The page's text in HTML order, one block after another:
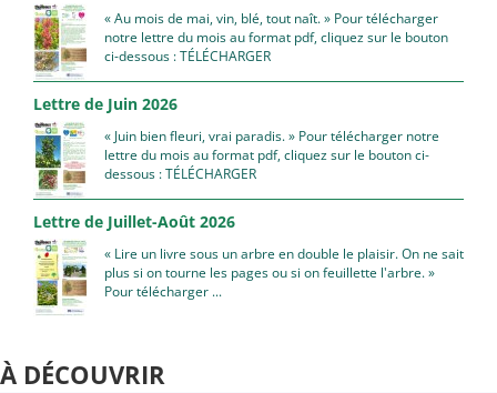
« Au mois de mai, vin, blé, tout naît. » Pour télécharger
notre lettre du mois au format pdf, cliquez sur le bouton
ci-dessous : TÉLÉCHARGER
Lettre de Juin 2026
« Juin bien fleuri, vrai paradis. » Pour télécharger notre
lettre du mois au format pdf, cliquez sur le bouton ci-
dessous : TÉLÉCHARGER
Lettre de Juillet-Août 2026
« Lire un livre sous un arbre en double le plaisir. On ne sait
plus si on tourne les pages ou si on feuillette l'arbre. »
Pour télécharger ...
À DÉCOUVRIR